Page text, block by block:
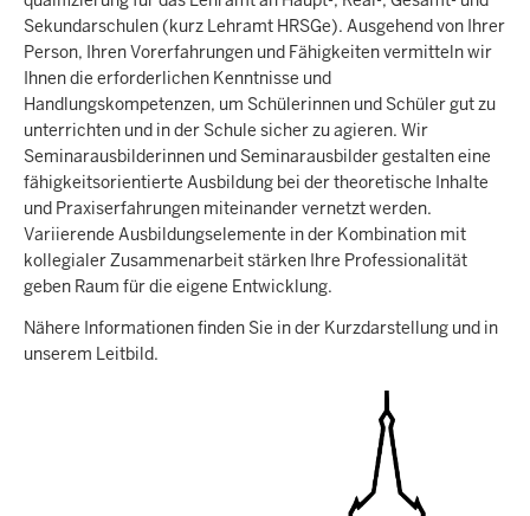
Sekundarschulen (kurz Lehramt HRSGe). Ausgehend von Ihrer
Person, Ihren Vorerfahrungen und Fähigkeiten vermitteln wir
Ihnen die erforderlichen Kenntnisse und
Handlungskompetenzen, um Schülerinnen und Schüler gut zu
unterrichten und in der Schule sicher zu agieren. Wir
Seminarausbilderinnen und Seminarausbilder gestalten eine
fähigkeitsorientierte Ausbildung bei der theoretische Inhalte
und Praxiserfahrungen miteinander vernetzt werden.
Variierende Ausbildungselemente in der Kombination mit
kollegialer Zusammenarbeit stärken Ihre Professionalität
geben Raum für die eigene Entwicklung.
Nähere Informationen finden Sie in der Kurzdarstellung und in
unserem Leitbild.